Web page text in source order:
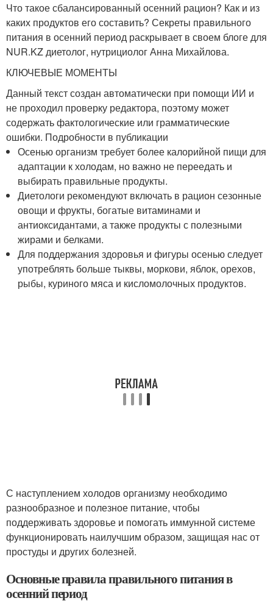
Что такое сбалансированный осенний рацион? Как и из
каких продуктов его составить? Секреты правильного
питания в осенний период раскрывает в своем блоге для
NUR.KZ диетолог, нутрициолог Анна Михайлова.
КЛЮЧЕВЫЕ МОМЕНТЫ
Данный текст создан автоматически при помощи ИИ и
не проходил проверку редактора, поэтому может
содержать фактологические или грамматические
ошибки. Подробности в публикации
Осенью организм требует более калорийной пищи для
адаптации к холодам, но важно не переедать и
выбирать правильные продукты.
Диетологи рекомендуют включать в рацион сезонные
овощи и фрукты, богатые витаминами и
антиоксидантами, а также продукты с полезными
жирами и белками.
Для поддержания здоровья и фигуры осенью следует
употреблять больше тыквы, моркови, яблок, орехов,
рыбы, куриного мяса и кисломолочных продуктов.
С наступлением холодов организму необходимо
разнообразное и полезное питание, чтобы
поддерживать здоровье и помогать иммунной системе
функционировать наилучшим образом, защищая нас от
простуды и других болезней.
Основные правила правильного питания в
осенний период